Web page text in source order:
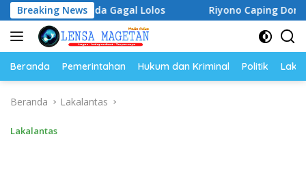
Langsung
ke
konten
Breaking News
Gagal Lolos Riyono Caping Dorong Ibu-Ibu
Beranda Pemerintahan Hukum dan Kriminal Politik
Beranda Lakalantas
Lakalantas